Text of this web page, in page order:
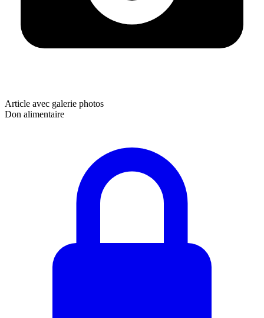
Article avec galerie photos
Don alimentaire